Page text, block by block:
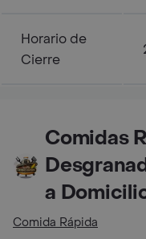
Horario de
Cierre
Comidas
a
Comida Rápida